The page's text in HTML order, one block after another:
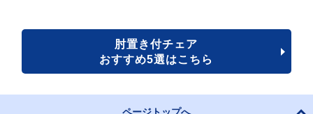
肘置き付チェア
おすすめ5選はこちら